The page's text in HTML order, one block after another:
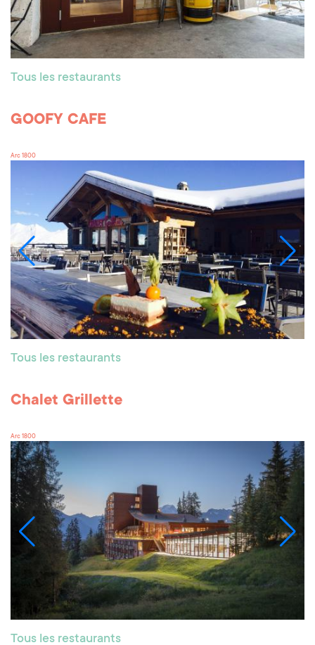
Tous les restaurants
GOOFY CAFE
Arc 1800
Tous les restaurants
Chalet Grillette
Arc 1800
Tous les restaurants